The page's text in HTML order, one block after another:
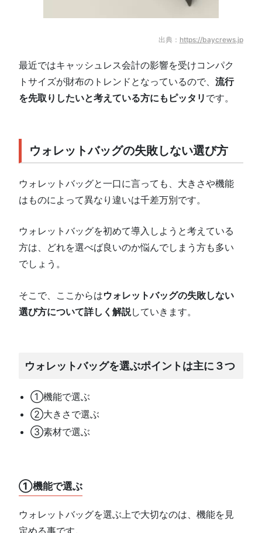
出典： https://baycrews.jp
最近ではキャッシュレス会計の影響を受けコンパク
トサイズが財布のトレンドとなっているので、流行
を先取りしたいと考えている方にもピッタリ です。
ウォレットバッグの失敗しない選び方
ウォレットバッグと一口に言っても、大きさや機能
はものによって異なり違いは千差万別です。
ウォレットバッグを初めて導入しようと考えている
方は、どれを選べば良いのか悩んでしまう方も多い
でしょう。
そこで、ここからはウォレットバッグの失敗しない
選び方について詳しく解説していきます。
ウォレットバッグを選ぶポイントは主に３つ
①機能で選ぶ
②大きさで選ぶ
③素材で選ぶ
①機能で選ぶ
ウォレットバッグを選ぶ上で大切なのは、機能を見
定める事です。